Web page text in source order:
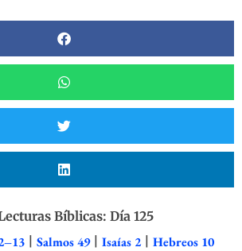
Bíblicas: Día 125
| Salmos 49| Isaías 2| Hebreos 10